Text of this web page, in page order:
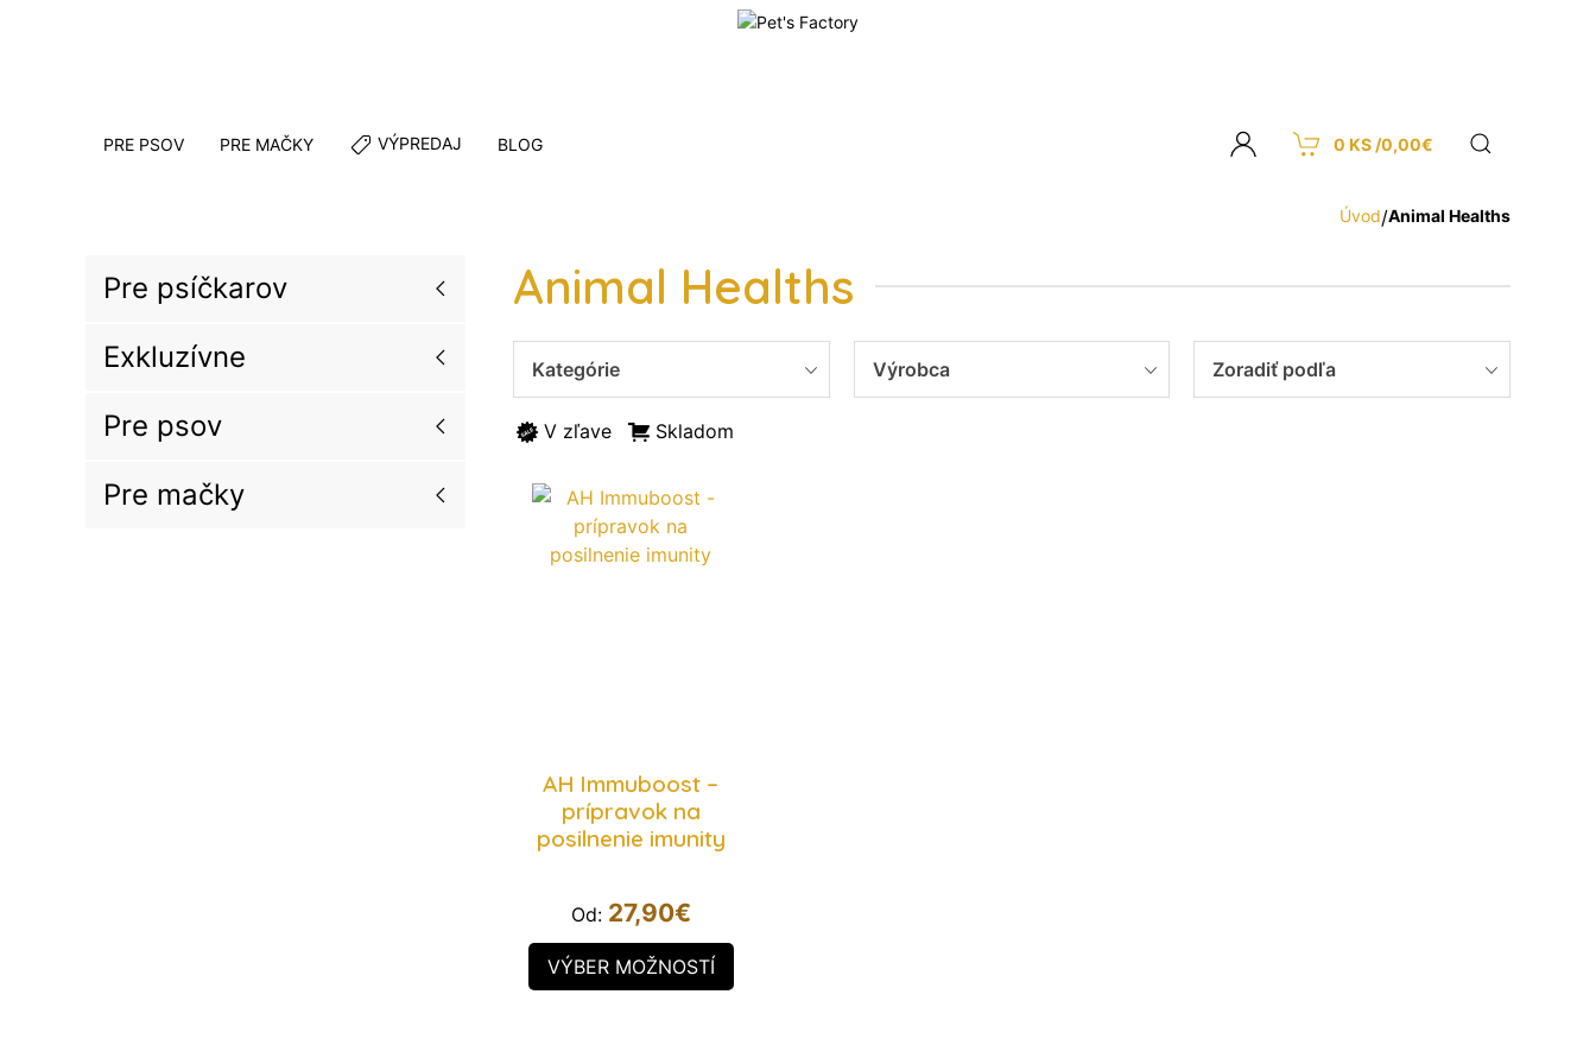
PRE PSOV PRE MAČKY VÝPREDAJ BLOG 0 KS /0,00€
Úvod/Animal Healths
Animal Healths
Kategórie Výrobca Zoradiť podľa
V zľave Skladom
AH Immuboost –
prípravok na
posilnenie imunity
Od: 27,90€
VÝBER MOŽNOSTÍ
Pre psíčkarov
Exkluzívne
Pre psov
Pre mačky